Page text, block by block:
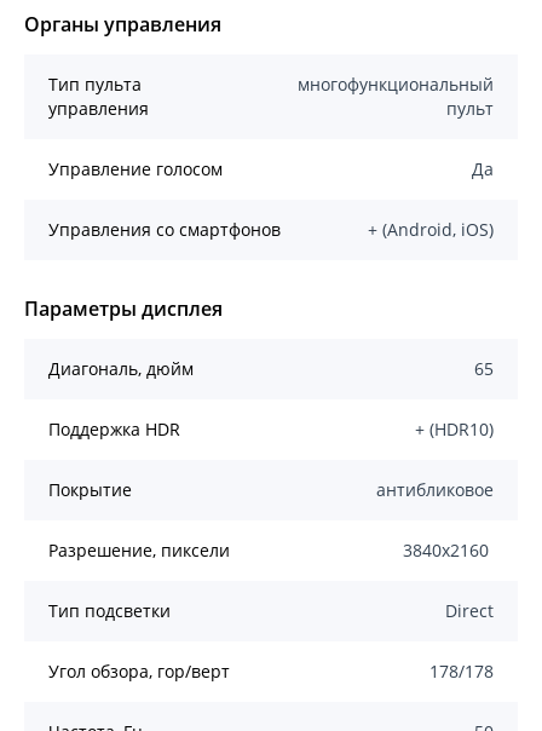
Органы управления
Тип пульта
управления
многофункциональный
пульт
Управление голосом Да
Управления со смартфонов + (Android, iOS)
Параметры дисплея
Диагональ, дюйм 65
Поддержка HDR + (HDR10)
Покрытие антибликовое
Разрешение, пиксели 3840x2160
Тип подсветки Direct
Угол обзора, гор/верт 178/178